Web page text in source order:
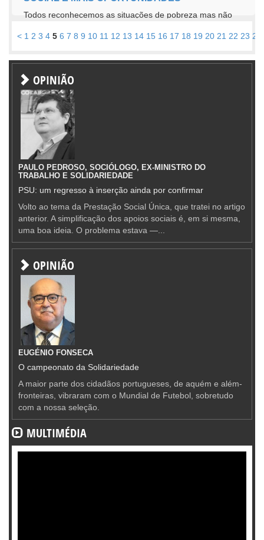
Todos reconhecemos as situações de pobreza mas não
especialistas acompanham este...
< 1 2 3 4 5 6 7 8 9 10 11 12 13 14 15 16 17 18 19 20 21 22 23 24
OPINIÃO
PAULO PEDROSO, SOCIÓLOGO, EX-MINISTRO DO
TRABALHO E SOLIDARIEDADE
PSU: um regresso à inserção ainda por confirmar
Volto ao tema da Prestação Social Única, que tratei no artigo
anterior. A simplificação dos apoios sociais é, em si mesma,
uma boa ideia. O problema estava —...
OPINIÃO
EUGÉNIO FONSECA
O campeonato da Solidariedade
A maior parte dos cidadãos portugueses, de aquém e além-
fronteiras, vibraram com o Mundial de Futebol, sobretudo
com a nossa seleção.
MULTIMÉDIA